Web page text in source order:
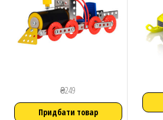
₴249
Придбати товар